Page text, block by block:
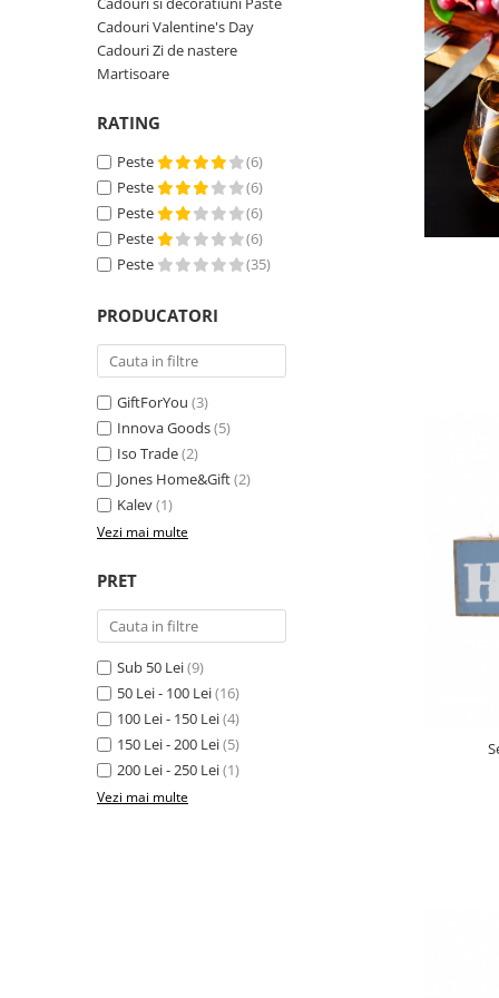
Cadouri Valentine's Day
Cadouri Zi de nastere
Martisoare
RATING
Peste
(6)
Peste
(6)
Peste
(6)
Peste
(6)
Peste
(35)
PRODUCATORI
GiftForYou (3)
Innova Goods(5)
Iso Trade(2)
Jones Home&Gift(2)
Kalev(1)
Vezi mai multe
PRET
Sub 50 Lei(9)
50 Lei - 100 Lei(16)
100 Lei - 150 Lei(4)
150 Lei - 200 Lei(5)
200 Lei - 250 Lei(1)
Vezi mai multe